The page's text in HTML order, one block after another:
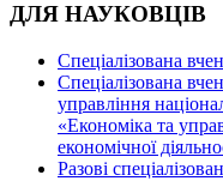
ДЛЯ НАУКОВЦІВ
Спеціалізована
Спеціалізована
управління
«Економіка та
економічної
Разові